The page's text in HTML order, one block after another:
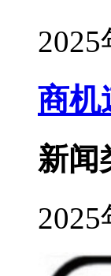
2025
商机
新闻
2025